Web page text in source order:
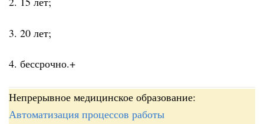
3. 20 лет;
4. бессрочно.+
Непрерывное медицинское образование:
Автоматизация процессов работы